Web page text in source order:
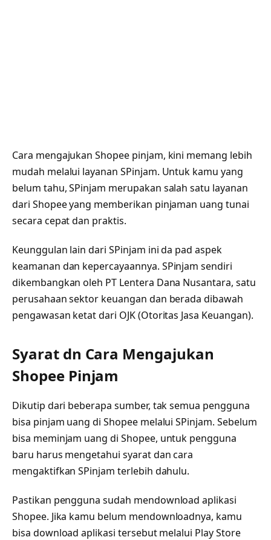
Cara mengajukan Shopee pinjam, kini memang lebih
mudah melalui layanan SPinjam. Untuk kamu yang
belum tahu, SPinjam merupakan salah satu layanan
dari Shopee yang memberikan pinjaman uang tunai
secara cepat dan praktis.
Keunggulan lain dari SPinjam ini da pad aspek
keamanan dan kepercayaannya. SPinjam sendiri
dikembangkan oleh PT Lentera Dana Nusantara, satu
perusahaan sektor keuangan dan berada dibawah
pengawasan ketat dari OJK (Otoritas Jasa Keuangan).
Syarat dn Cara Mengajukan
Shopee Pinjam
Dikutip dari beberapa sumber, tak semua pengguna
bisa pinjam uang di Shopee melalui SPinjam. Sebelum
bisa meminjam uang di Shopee, untuk pengguna
baru harus mengetahui syarat dan cara
mengaktifkan SPinjam terlebih dahulu.
Pastikan pengguna sudah mendownload aplikasi
Shopee. Jika kamu belum mendownloadnya, kamu
bisa download aplikasi tersebut melalui Play Store